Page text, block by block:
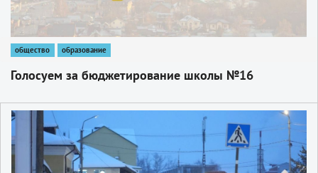
общество образование
Голосуем за бюджетирование школы №16
1